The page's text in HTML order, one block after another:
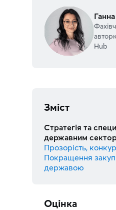
Hub
Зміст
Стратегія та
державним
Прозорість,
Покращення
державою
Оцінка